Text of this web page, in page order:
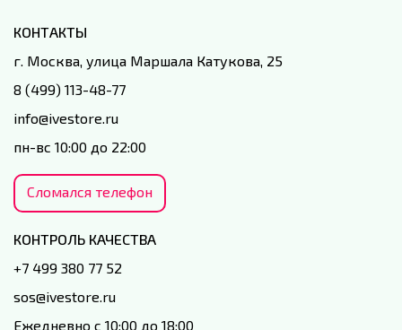
КОНТАКТЫ
г. Москва, улица Маршала Катукова, 25
8 (499) 113-48-77
info@ivestore.ru
пн-вс 10:00 до 22:00
Сломался телефон
КОНТРОЛЬ КАЧЕСТВА
+7 499 380 77 52
sos@ivestore.ru
Ежедневно с 10:00 до 18:00